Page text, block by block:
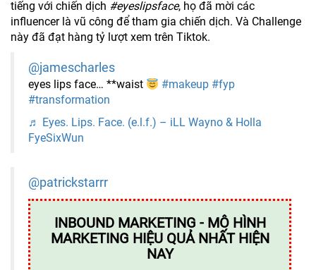
tiếng với chiến dịch #eyeslipsface, họ đã mời các
influencer là vũ công để tham gia chiến dịch. Và Challenge
này đã đạt hàng tỷ lượt xem trên Tiktok.
@jamescharles
eyes lips face… **waist #makeup #fyp
#transformation
♬ Eyes. Lips. Face. (e.l.f.) – iLL Wayno & Holla
FyeSixWun
@patrickstarrr
INBOUND MARKETING - MÔ HÌNH
MARKETING HIỆU QUẢ NHẤT HIỆN
NAY